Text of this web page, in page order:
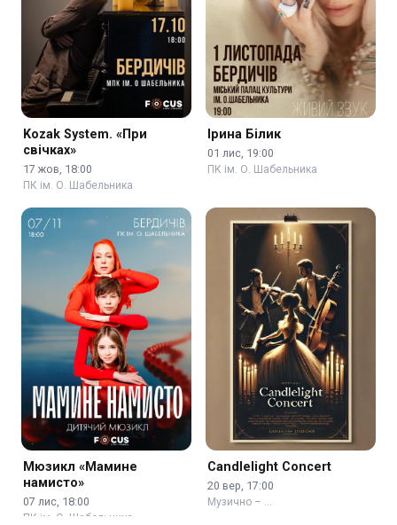
Kozak System. «При
свічках»
17 жов, 18:00
ПК ім. О. Шабельника
Ірина Білик
01 лис, 19:00
ПК ім. О. Шабельника
Мюзикл «Мамине
намисто»
07 лис, 18:00
ПК ім. О. Шабельника
Candlelight Concert
20 вер, 17:00
Музично – …